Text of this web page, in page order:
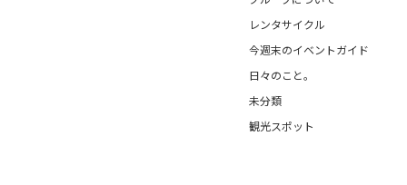
レンタサイクル
今週末のイベントガイド
日々のこと。
未分類
観光スポット